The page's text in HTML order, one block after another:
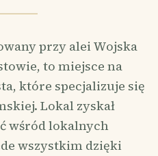
przy alei Wojska
to miejsce na
które specjalizuje się
Lokal zyskał
wśród lokalnych
wszystkim dzięki